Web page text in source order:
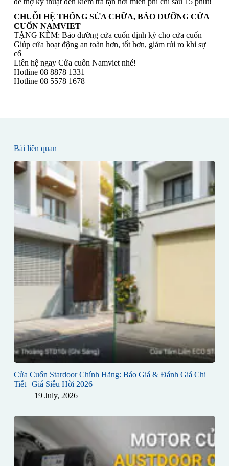
CHUỖI HỆ THỐNG SỬA CHỮA, BẢO DƯỠNG CỬA
CUỐN NAMVIET
TẶNG KÈM: Bảo dưỡng cửa cuốn định kỳ cho cửa cuốn
Giúp cửa hoạt động an toàn hơn, tốt hơn, giảm rủi ro khi sự
cố
Liên hệ ngay Cửa cuốn Namviet nhé!
Hotline 08 8878 1331
Hotline 08 5578 1678
Bài liên quan
Cửa Cuốn Stardoor Chính Hãng: Báo Giá & Đánh Giá Chi
Tiết | Giá Siêu Hời 2026
19 July, 2026